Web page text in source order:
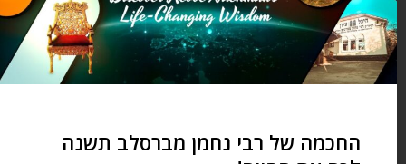
Revolution-HCI, The Parent-Child
Dance-Feldheim, and otehrs)
writes articles for Breslov.org,
HealthyJewishCooking.com, and
החכמה של רבי נחמן מברסלב תשנה